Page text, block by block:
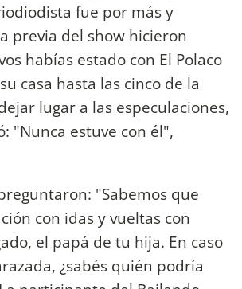
fue por más y
previa del show hicieron
habías estado con El Polaco
casa hasta las cinco de la
lugar a las especulaciones,
"Nunca estuve con él",
"Sabemos que
con idas y vueltas con
el papá de tu hija. En caso
¿sabés quién podría